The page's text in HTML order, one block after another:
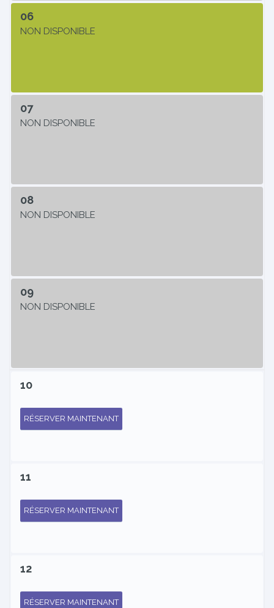
06
NON DISPONIBLE
07
NON DISPONIBLE
08
NON DISPONIBLE
09
NON DISPONIBLE
10
RÉSERVER MAINTENANT
11
RÉSERVER MAINTENANT
12
RÉSERVER MAINTENANT